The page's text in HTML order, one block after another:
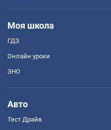
Моя школа
ГДЗ
Онлайн уроки
ЗНО
Авто
Тест Драйв